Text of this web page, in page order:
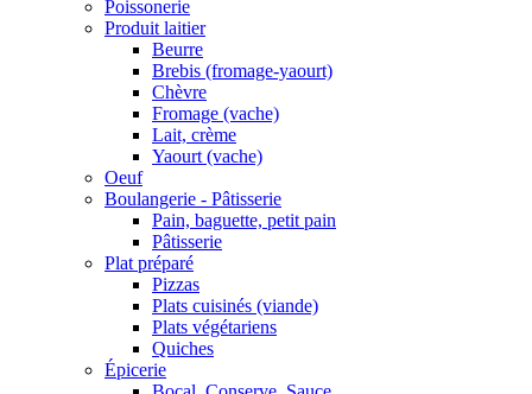
Poissonerie
Produit laitier
Beurre
Brebis (fromage-yaourt)
Chèvre
Fromage (vache)
Lait, crème
Yaourt (vache)
Oeuf
Boulangerie - Pâtisserie
Pain, baguette, petit pain
Pâtisserie
Plat préparé
Pizzas
Plats cuisinés (viande)
Plats végétariens
Quiches
Épicerie